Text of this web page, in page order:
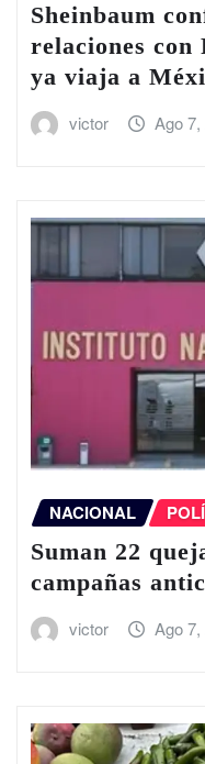
Sheinbaum
relaciones con
ya viaja a
victor Ago
NACIONAL
Suman 22
campañas
victor Ago